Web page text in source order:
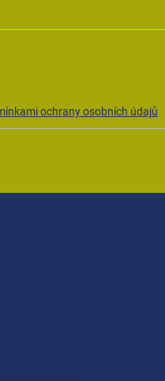
ochrany osobních údajů